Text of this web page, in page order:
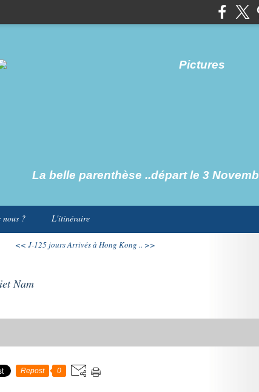
La belle parenthèse ..départ le 3
nous ? L'itinéraire
<< J-125 joursArrivés à Hong Kong .. >>
Nam
Repost 0